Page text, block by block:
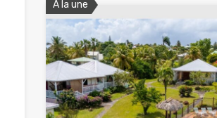
A la une